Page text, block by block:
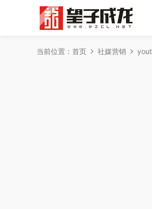
当前位置： 首页 社媒营销